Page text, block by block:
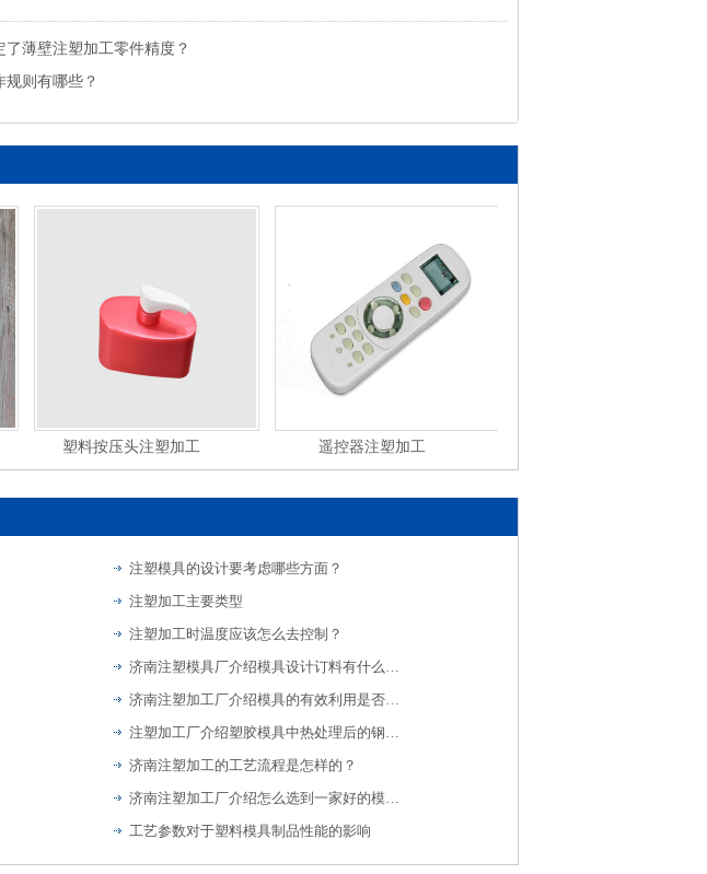
薄壁注塑加工零件精度？
则有哪些？
塑料按压头注塑加工 遥控器注塑加工
注塑模具的设计要考虑哪些方面？
注塑加工主要类型
注塑加工时温度应该怎么去控制？
济南注塑模具厂介绍模具设计订料有什么规则
济南注塑加工厂介绍模具的有效利用是否有效保养是关键
注塑加工厂介绍塑胶模具中热处理后的钢料大水磨特点
济南注塑加工的工艺流程是怎样的？
济南注塑加工厂介绍怎么选到一家好的模具制造厂家呢？
工艺参数对于塑料模具制品性能的影响